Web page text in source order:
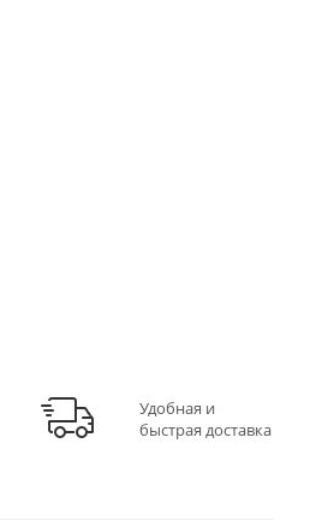
Удобная и
быстрая доставка